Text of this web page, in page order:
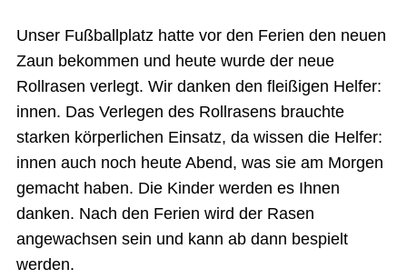
Unser Fußballplatz hatte vor den Ferien den neuen
Zaun bekommen und heute wurde der neue
Rollrasen verlegt. Wir danken den fleißigen Helfer:
innen. Das Verlegen des Rollrasens brauchte
starken körperlichen Einsatz, da wissen die Helfer:
innen auch noch heute Abend, was sie am Morgen
gemacht haben. Die Kinder werden es Ihnen
danken. Nach den Ferien wird der Rasen
angewachsen sein und kann ab dann bespielt
werden.